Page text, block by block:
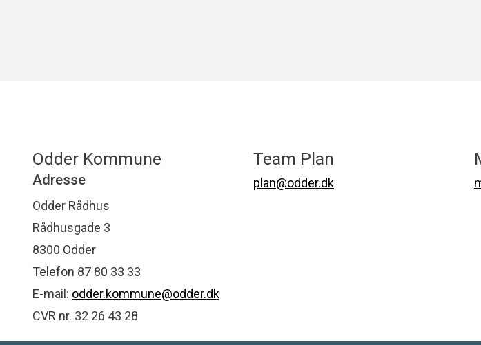
Odder Kommune
Adresse
Odder Rådhus
Rådhusgade 3
8300 Odder
Telefon 87 80 33 33
E-mail: odder.kommune@odder.dk
CVR nr. 32 26 43 28
Team Plan
plan@odder.dk